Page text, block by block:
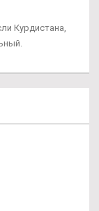
Курдистана,